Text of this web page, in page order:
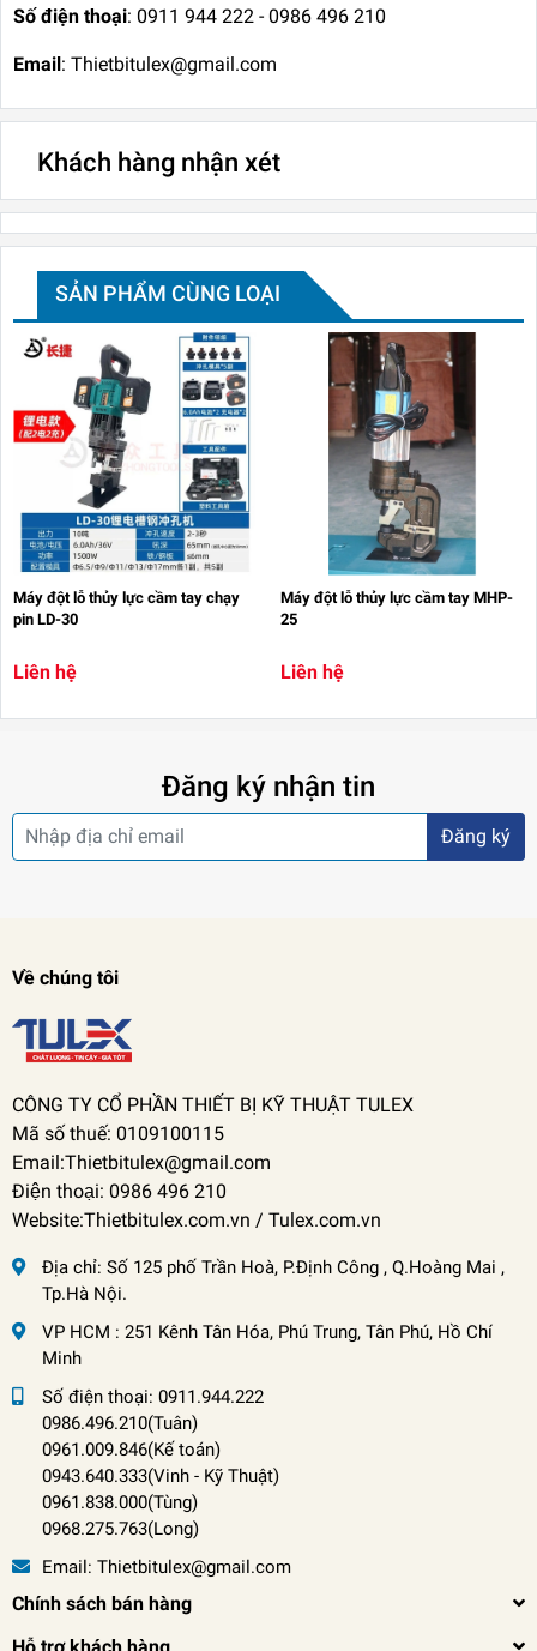
Số điện thoại: 0911 944 222 - 0986 496 210
Email: Thietbitulex@gmail.com
Khách hàng nhận xét
SẢN PHẨM CÙNG LOẠI
Máy đột lỗ thủy lực cầm tay chạy
pin LD-30
Liên hệ
Máy đột lỗ thủy lực cầm tay MHP-
25
Liên hệ
Đăng ký nhận tin
Đăng ký
Về chúng tôi
CÔNG TY CỔ PHẦN THIẾT BỊ KỸ THUẬT TULEX
Mã số thuế: 0109100115
Email:Thietbitulex@gmail.com
Điện thoại: 0986 496 210
Website:Thietbitulex.com.vn / Tulex.com.vn
Địa chỉ: Số 125 phố Trần Hoà, P.Định Công , Q.Hoàng Mai ,
Tp.Hà Nội.
VP HCM : 251 Kênh Tân Hóa, Phú Trung, Tân Phú, Hồ Chí
Minh
Số điện thoại: 0911.944.222
0986.496.210(Tuân)
0961.009.846(Kế toán)
0943.640.333(Vinh - Kỹ Thuật)
0961.838.000(Tùng)
0968.275.763(Long)
Email: Thietbitulex@gmail.com
Chính sách bán hàng
Hỗ trợ khách hàng